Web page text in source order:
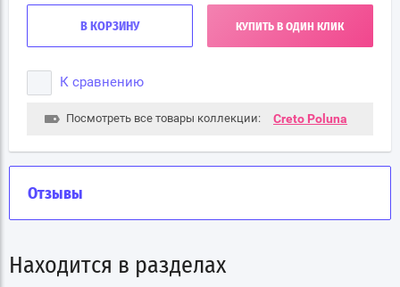
В КОРЗИНУ КУПИТЬ В ОДИН КЛИК
К сравнению
Посмотреть все товары коллекции: Creto Poluna
Отзывы
Находится в разделах